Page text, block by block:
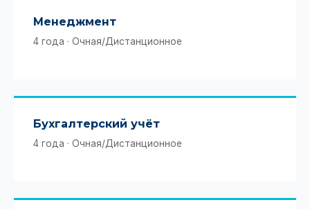
Менеджмент
4 года · Очная/Дистанционное
Бухгалтерский учёт
4 года · Очная/Дистанционное